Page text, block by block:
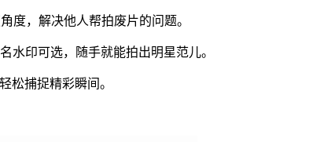
度，解决他人帮拍废片的问题。
水印可选，随手就能拍出明星范儿。
松捕捉精彩瞬间。